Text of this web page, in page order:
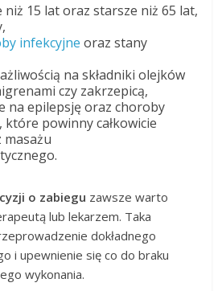
niż 15 lat oraz starsze niż 65 lat,
infekcyjne oraz stany
na składniki olejków
czy zakrzepicą,
na epilepsję oraz choroby
powinny całkowicie
masażu
o zabiegu zawsze warto
lub lekarzem. Taka
dokładnego
i upewnienie się co do braku
wykonania.